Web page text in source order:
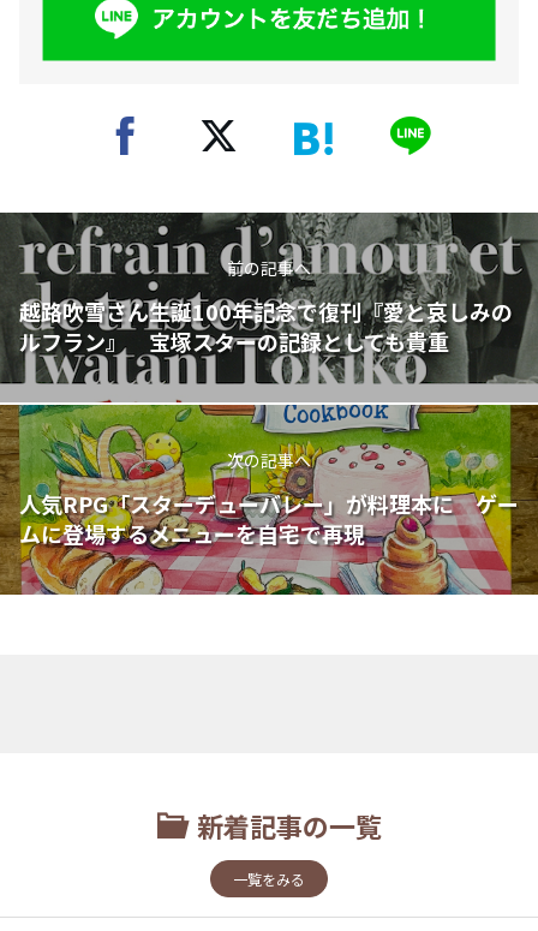
前の記事へ
越路吹雪さん生誕100年記念で復刊『愛と哀しみの
ルフラン』 宝塚スターの記録としても貴重
次の記事へ
人気RPG「スターデューバレー」が料理本に ゲー
ムに登場するメニューを自宅で再現
新着記事の一覧
一覧をみる